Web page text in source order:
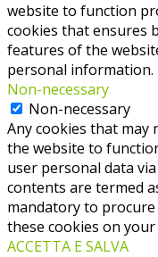
website to function
cookies that ensures
features of the
personal information.
Non-necessary
Non-necessary
Any cookies that may
the website to
user personal data
contents are termed
mandatory to
these cookies on your
ACCETTA E SALVA